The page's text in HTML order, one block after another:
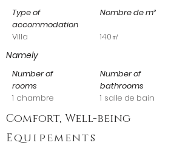
Type of
accommodation
Villa
Nombre de m²
140㎡
Namely
Number of
rooms
1 chambre
Number of
bathrooms
1 salle de bain
Comfort, Well-being
Equip ements